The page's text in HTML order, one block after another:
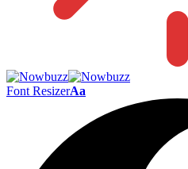
Font ResizerAa